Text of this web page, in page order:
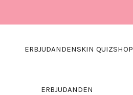
ERBJUDANDENSKIN QUIZSHOP
ERBJUDANDEN